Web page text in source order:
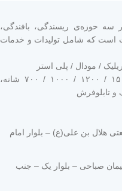
سه حوزه‌ی ریسندگی، بافندگی،
است که شامل تولیدات و خدمات
2- تولیدکننده انواع فرش‌های ماشینی ۱۵۰۰ / ۱۲۰۰ / ۱۰۰۰ / ۷۰۰ شانه،
و تابلوفرش
هلال بن علی(ع) – بلوار امام
صباحی – بلوار یک – جنب